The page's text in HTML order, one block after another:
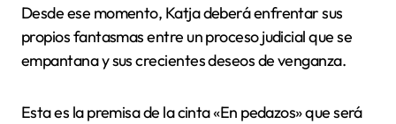
Desde ese momento, Katja deberá enfrentar sus
propios fantasmas entre un proceso judicial que se
empantana y sus crecientes deseos de venganza.
Esta es la premisa de la cinta «En pedazos» que será